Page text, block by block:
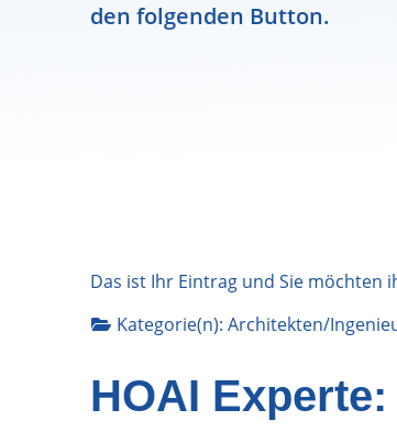
den folgenden Button.
Das ist Ihr Eintrag und Sie möchten
Kategorie(n): Architekten/
HOAI